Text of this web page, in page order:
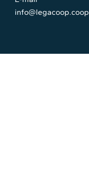
info@legacoop.coop